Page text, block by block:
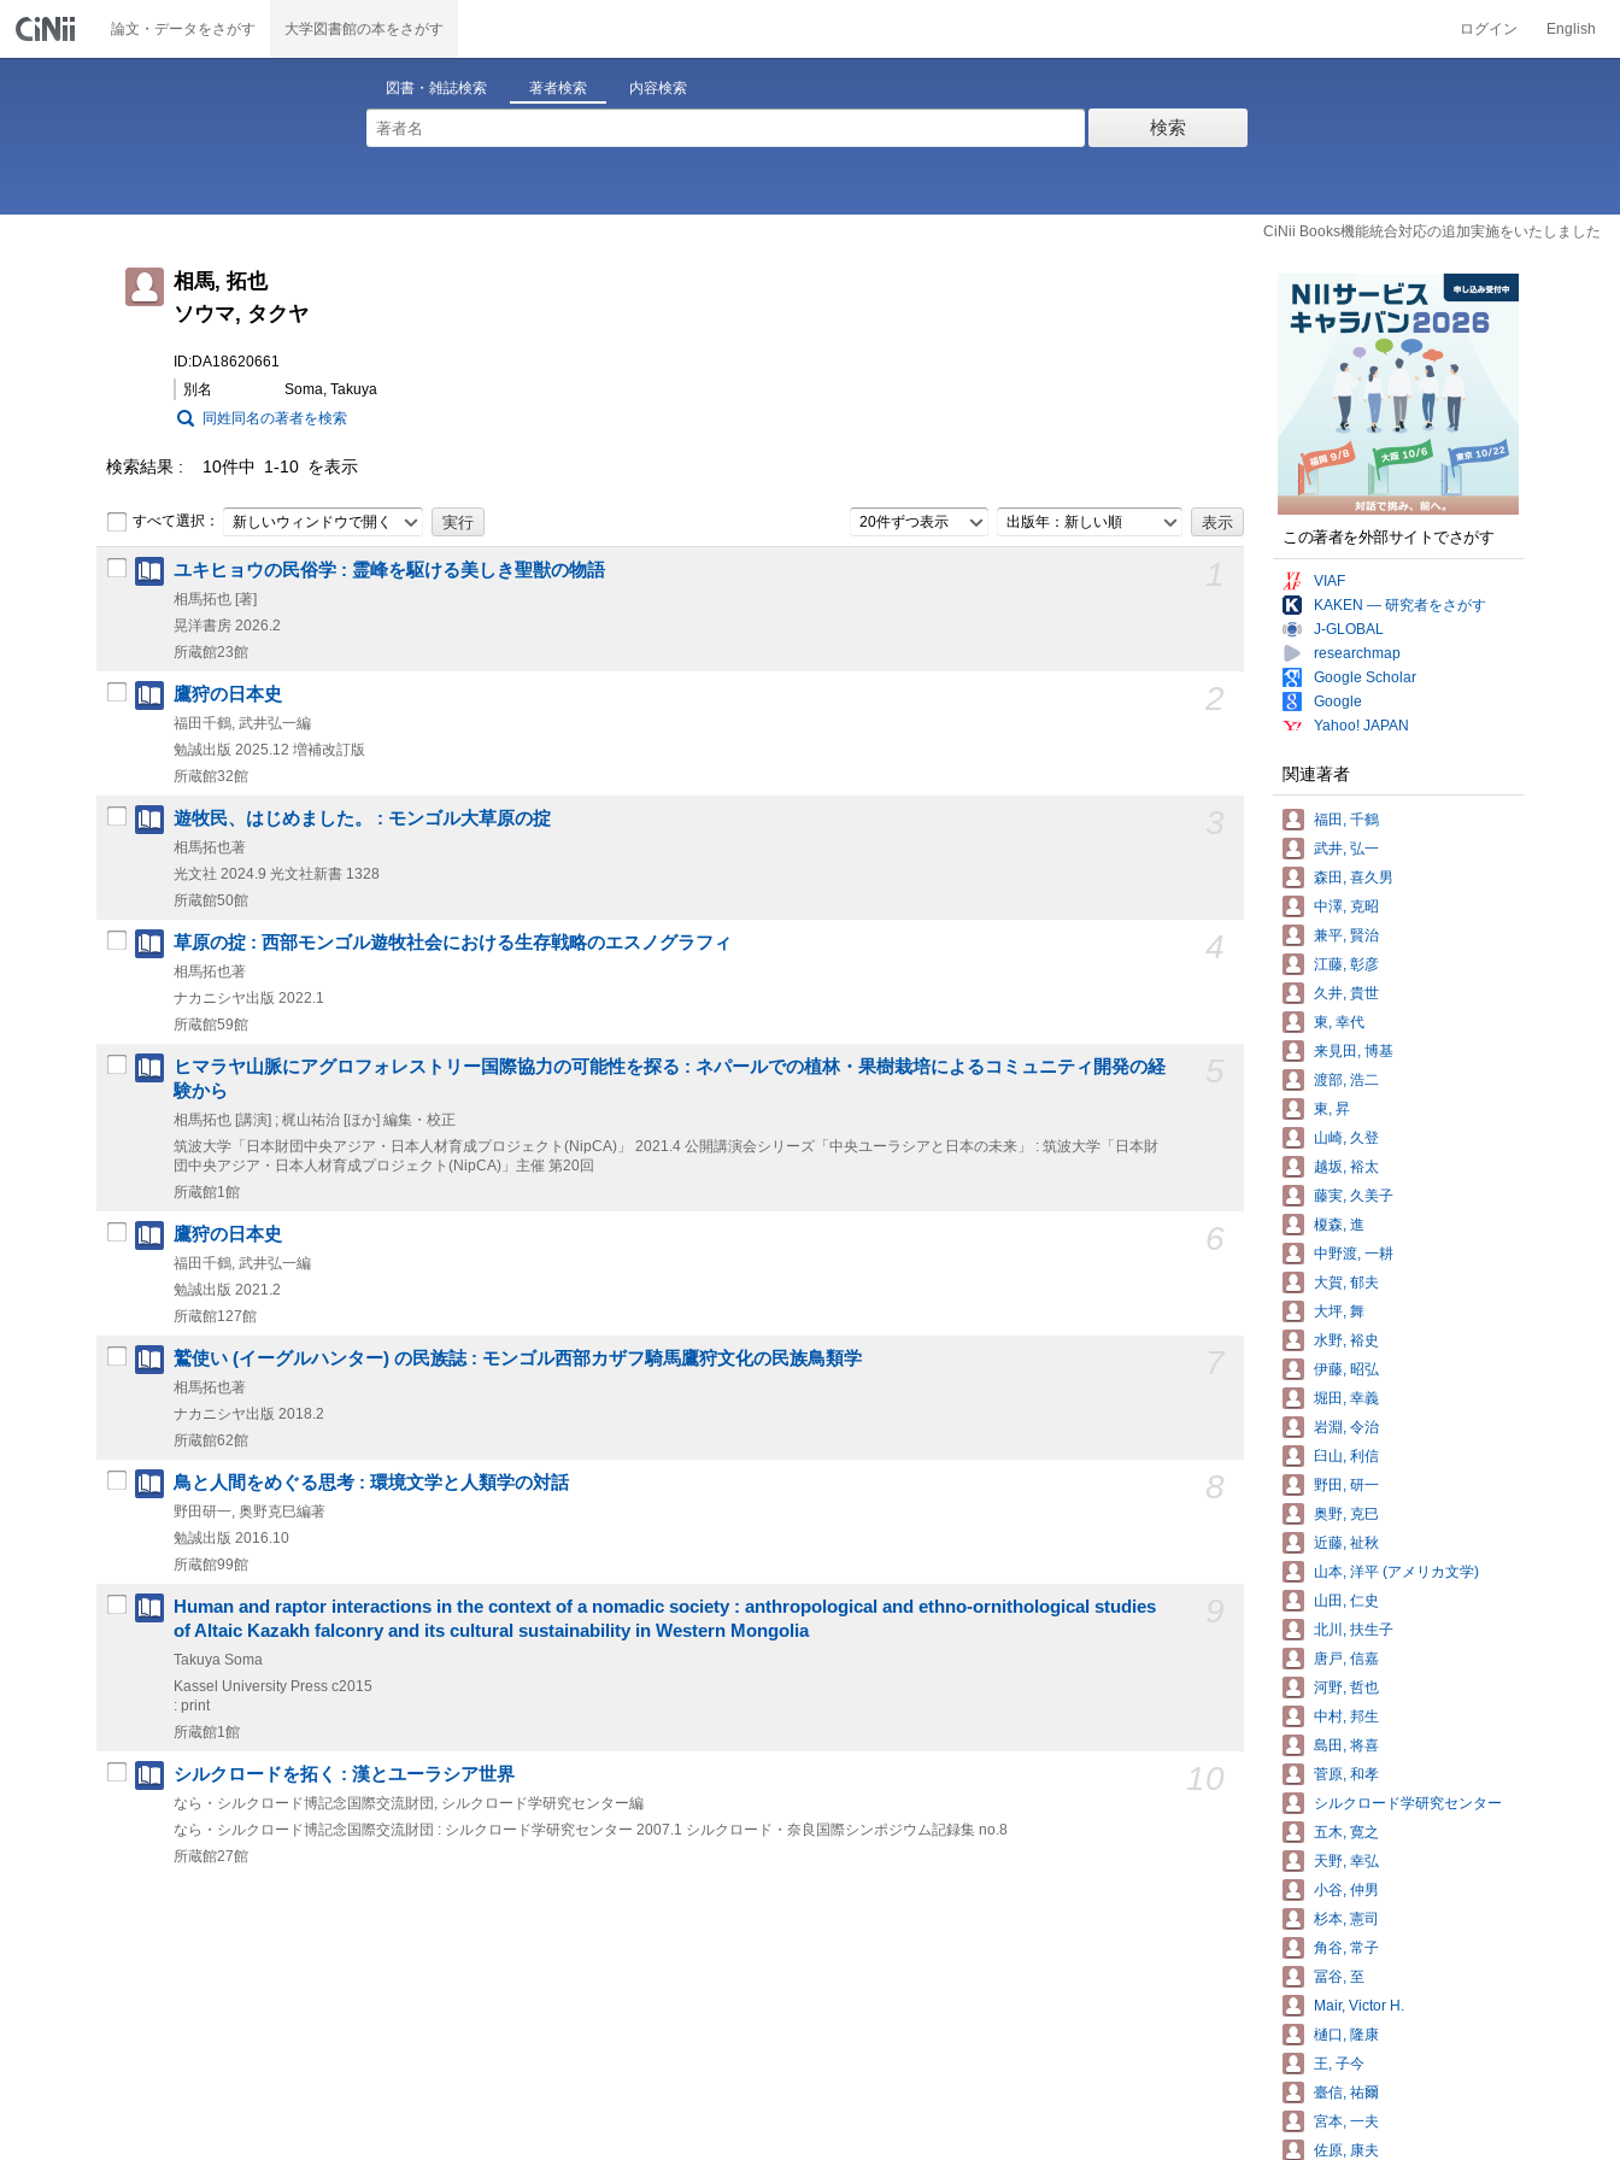
論文・データをさがす 大学図書館の本をさがす ログイン English
図書・雑誌検索 著者検索 内容検索
検索
CiNii Books機能統合対応の追加実施をいたしました
相馬, 拓也
ソウマ, タクヤ
ID:DA18620661
別名
Soma, Takuya
同姓同名の著者を検索
検索結果 10件中 1-10 を表示
すべて選択： 新しいウィンドウで開く 20件ずつ表示 出版年：新しい順
ユキヒョウの民俗学 : 霊峰を駆ける美しき聖獣の物語
相馬拓也 [著]
晃洋書房 2026.2
所蔵館23館
2
鷹狩の日本史
福田千鶴, 武井弘一編
勉誠出版 2025.12 増補改訂版
所蔵館32館
遊牧民、はじめました。 : モンゴル大草原の掟
相馬拓也著
光文社 2024.9 光文社新書 1328
所蔵館50館
4
草原の掟 : 西部モンゴル遊牧社会における生存戦略のエスノグラフィ
相馬拓也著
ナカニシヤ出版 2022.1
所蔵館59館
ヒマラヤ山脈にアグロフォレストリー国際協力の可能性を探る : ネパールでの植林・果樹栽培によるコミュニティ開発の経
験から
相馬拓也 [講演] ; 梶山祐治 [ほか] 編集・校正
筑波大学「日本財団中央アジア・日本人材育成プロジェクト(NipCA)」
2021.4 公開講演会シリーズ「中央ユーラシアと日本の未来」 : 筑波大学「日本財
団中央アジア・日本人材育成プロジェクト(NipCA)」主催 第20回
所蔵館1館
6
鷹狩の日本史
福田千鶴, 武井弘一編
勉誠出版 2021.2
所蔵館127館
鷲使い (イーグルハンター) の民族誌 : モンゴル西部カザフ騎馬鷹狩文化の民族鳥類学
相馬拓也著
ナカニシヤ出版 2018.2
所蔵館62館
8
鳥と人間をめぐる思考 : 環境文学と人類学の対話
野田研一, 奥野克巳編著
勉誠出版 2016.10
所蔵館99館
Human and raptor interactions in the context of a nomadic society : anthropological and ethno-ornithological studies
of Altaic Kazakh falconry and its cultural sustainability in Western Mongolia
Takuya Soma
Kassel University Press c2015
: print
所蔵館1館
10
シルクロードを拓く : 漢とユーラシア世界
なら・シルクロード博記念国際交流財団, シルクロード学研究センター編
なら・シルクロード博記念国際交流財団 : シルクロード学研究センター 2007.1 シルクロード・奈良国際シンポジウム記録集 no.8
所蔵館27館
この著者を外部サイトでさがす
VIAF
KAKEN — 研究者をさがす
J-GLOBAL
researchmap
Google Scholar
Google
Yahoo! JAPAN
関連著者
福田, 千鶴
武井, 弘一
森田, 喜久男
中澤, 克昭
兼平, 賢治
江藤, 彰彦
久井, 貴世
東, 幸代
来見田, 博基
渡部, 浩二
東, 昇
山崎, 久登
越坂, 裕太
藤実, 久美子
榎森, 進
中野渡, 一耕
大賀, 郁夫
大坪, 舞
水野, 裕史
伊藤, 昭弘
堀田, 幸義
岩淵, 令治
臼山, 利信
野田, 研一
奥野, 克巳
近藤, 祉秋
山本, 洋平 (アメリカ文学)
山田, 仁史
北川, 扶生子
唐戸, 信嘉
河野, 哲也
中村, 邦生
島田, 将喜
菅原, 和孝
シルクロード学研究センター
五木, 寛之
天野, 幸弘
小谷, 仲男
杉本, 憲司
角谷, 常子
冨谷, 至
Mair, Victor H.
樋口, 隆康
王, 子今
臺信, 祐爾
宮本, 一夫
佐原, 康夫